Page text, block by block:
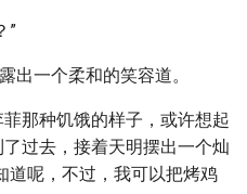
”
出一个柔和的笑容道。
那种饥饿的样子，或许想起
过去，接着天明摆出一个灿
道呢，不过，我可以把烤鸡